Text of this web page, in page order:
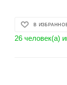
В
26 человек(а)